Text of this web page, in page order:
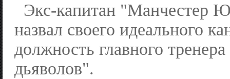
Экс-капитан "Манчестер
назвал своего идеального
должность главного
дьяволов".